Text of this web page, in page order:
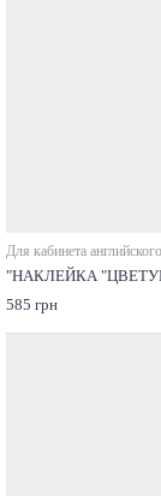
Для кабинета английского
"НАКЛЕЙКА
585 грн